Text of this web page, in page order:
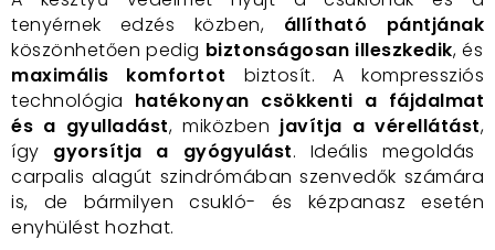
tenyérnek edzés közben,
állítható pántjának
köszönhetően pedig biztonságosan illeszkedik, és
maximális komfortot biztosít. A kompressziós
technológia hatékonyan csökkenti a fájdalmat
és a gyulladást, miközben javítja a vérellátást,
így gyorsítja a gyógyulást. Ideális megoldás
carpalis alagút szindrómában szenvedők számára
is, de bármilyen csukló- és kézpanasz esetén
enyhülést hozhat.